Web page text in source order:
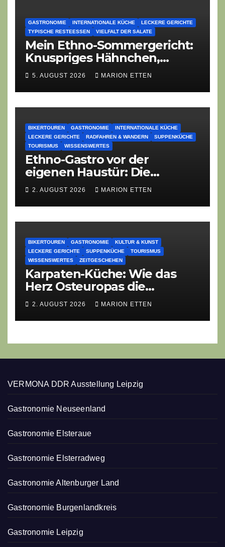
GASTRONOMIE INTERNATIONALE KÜCHE
LECKERE GERICHTE
TYPISCHE RESTEESSEN
VIELFALT DER SALATE
Mein Ethno-Sommergericht:
Knuspriges Hähnchen,
Lauch-Rührei, Salat
5. AUGUST 2026 MARION ETTEN
BIKERTOUREN GASTRONOMIE
INTERNATIONALE KÜCHE
LECKERE GERICHTE
RADFAHREN & WANDERN
SUPPENKÜCHE
TOURISMUS
WISSENSWERTES
Ethno-Gastro vor der
eigenen Haustür: Die
geheime kulinarische DNA
des Gasthofs „Zur Eiche“
2. AUGUST 2026 MARION ETTEN
BIKERTOUREN GASTRONOMIE
KULTUR & KUNST
LECKERE GERICHTE
SUPPENKÜCHE
TOURISMUS
WISSENSWERTES
ZEITGESCHEHEN
Karpaten-Küche: Wie das
Herz Osteuropas die
moderne Ethno-Gastronomie
erobert
2. AUGUST 2026 MARION ETTEN
VERMONA DDR Ausstellung Leipzig
Gastronomie Neuseenland
Gastronomie Elsteraue
Gastronomie Elsterradweg
Gastronomie Altenburger Land
Gastronomie Burgenlandkreis
Gastronomie Leipzig